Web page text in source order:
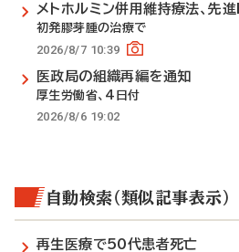
メトホルミン併用維持療法、先
初発膠芽腫の治療で
2026/8/7 10:39
医政局の組織再編を通知
厚生労働省、4日付
2026/8/6 19:02
自動検索（類似記事表示）
再生医療で50代患者死亡